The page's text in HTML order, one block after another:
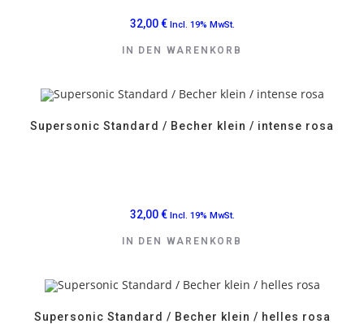
32,00€ Incl. 19% MwSt.
IN DEN WARENKORB
Supersonic Standard / Becher klein / intense rosa
32,00€ Incl. 19% MwSt.
IN DEN WARENKORB
Supersonic Standard / Becher klein / helles rosa